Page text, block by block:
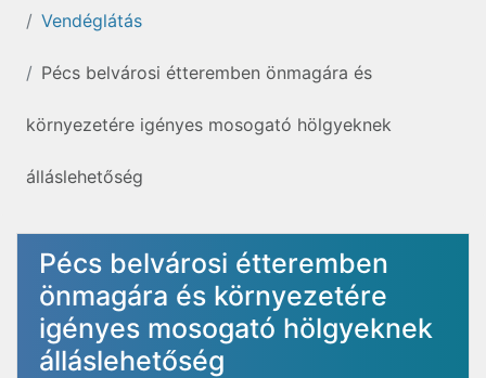
Vendéglátás
Pécs belvárosi étteremben önmagára és
környezetére igényes mosogató hölgyeknek
álláslehetőség
Pécs belvárosi étteremben
önmagára és környezetére
igényes mosogató hölgyeknek
álláslehetőség